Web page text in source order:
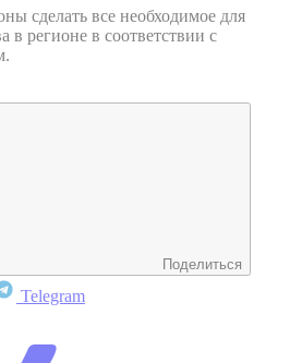
сделать все необходимое для
в регионе в соответствии с
Поделиться
Telegram